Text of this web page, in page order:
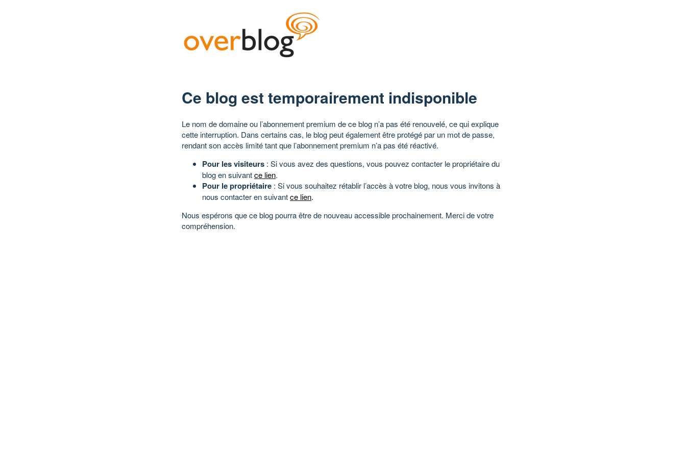
Ce blog est temporairement indisponible
Le nom de domaine ou l’abonnement premium de ce blog n’a pas été renouvelé, ce qui explique
cette interruption. Dans certains cas, le blog peut également être protégé par un mot de passe,
rendant son accès limité tant que l’abonnement premium n’a pas été réactivé.
Pour les visiteurs : Si vous avez des questions, vous pouvez contacter le propriétaire du
blog en suivantce lien.
Pour le propriétaire : Si vous souhaitez rétablir l’accès à votre blog, nous vous invitons à
nous contacter en suivantce lien.
Nous espérons que ce blog pourra être de nouveau accessible prochainement. Merci de votre
compréhension.